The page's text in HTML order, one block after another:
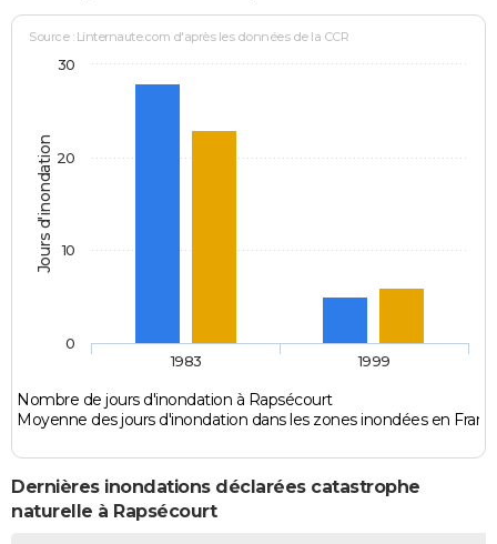
Jours d'inondation
Source : Linternaute.com d'après les données de la CCR
Nombre de jours d'inondation à Rapsécourt
Moyenne des jours d'inondation dans les zones inondées en
1983 1999
0
10
20
30
Dernières inondations déclarées catastrophe
naturelle à Rapsécourt